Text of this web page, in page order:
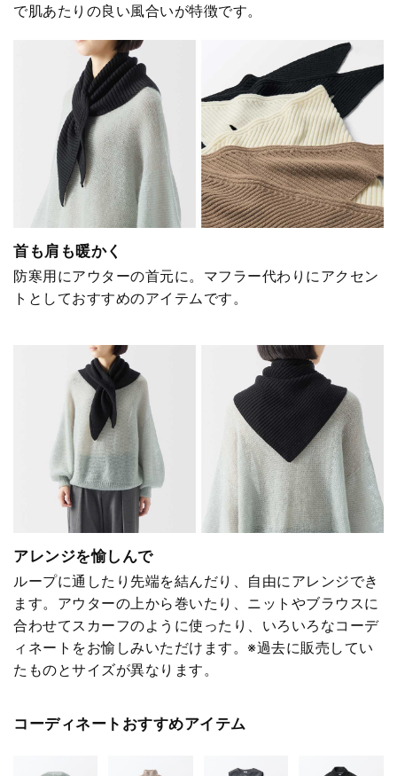
で肌あたりの良い風合いが特徴です。
首も肩も暖かく
防寒用にアウターの首元に。マフラー代わりにアクセン
トとしておすすめのアイテムです。
アレンジを愉しんで
ループに通したり先端を結んだり、自由にアレンジでき
ます。アウターの上から巻いたり、ニットやブラウスに
合わせてスカーフのように使ったり、いろいろなコーデ
ィネートをお愉しみいただけます。※過去に販売してい
たものとサイズが異なります。
コーディネートおすすめアイテム